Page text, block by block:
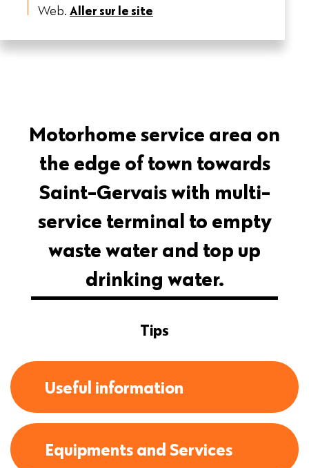
Web. Aller sur le site
Motorhome service area on
the edge of town towards
Saint-Gervais with multi-
service terminal to empty
waste water and top up
drinking water.
Tips
Useful information
Equipments and Services